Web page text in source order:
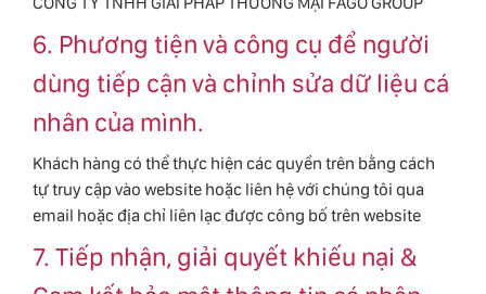
6. Phương tiện và công cụ để người
dùng tiếp cận và chỉnh sửa dữ liệu cá
nhân của mình.
Khách hàng có thể thực hiện các quyền trên bằng cách
tự truy cập vào website hoặc liên hệ với chúng tôi qua
email hoặc địa chỉ liên lạc được công bố trên website
7. Tiếp nhận, giải quyết khiếu nại &